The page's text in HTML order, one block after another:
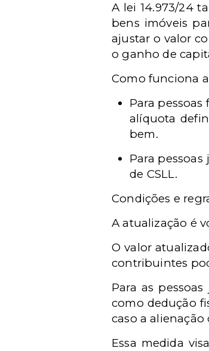
A lei 14.973/24
bens imóveis
ajustar o valor
o ganho de
Como funciona
Para
alíquota
bem.
Para
de CSLL.
Condições e
A atualização é
O valor
contribuintes
Para as
como dedução
caso a alienação
Essa medida